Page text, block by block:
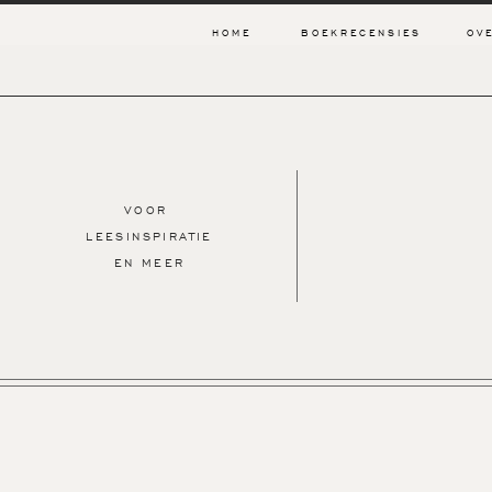
BOEKRECENSIES
HOME
VOOR
LEESINSPIRATIE
EN MEER